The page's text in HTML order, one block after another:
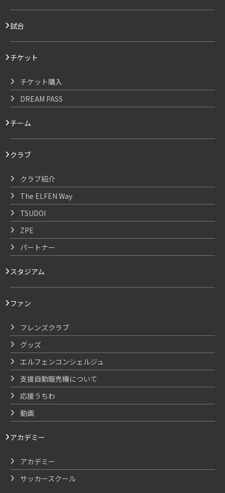
試合
チケット
チケット購入
DREAM PASS
チーム
クラブ
クラブ紹介
The ELFEN Way
TSUDOI
ZPE
パートナー
スタジアム
ファン
フレンズクラブ
グッズ
エルフェンコンシェルジュ
支援自動販売機について
応援うちわ
動画
アカデミー
アカデミー
サッカースクール